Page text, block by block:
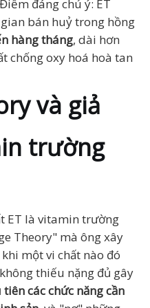
đáng chú ý: ET
bán huỷ trong hồng
hàng tháng, dài hơn
chống oxy hoá hoà tan
và giả
trường
ET là vitamin trường
Theory" mà ông xây
một vi chất nào đó
thiếu nặng đủ gây
tiên các chức năng cần